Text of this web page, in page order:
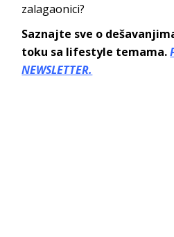
zalagaonici?
Saznajte sve o
toku sa lifestyle temama.
NEWSLETTER.